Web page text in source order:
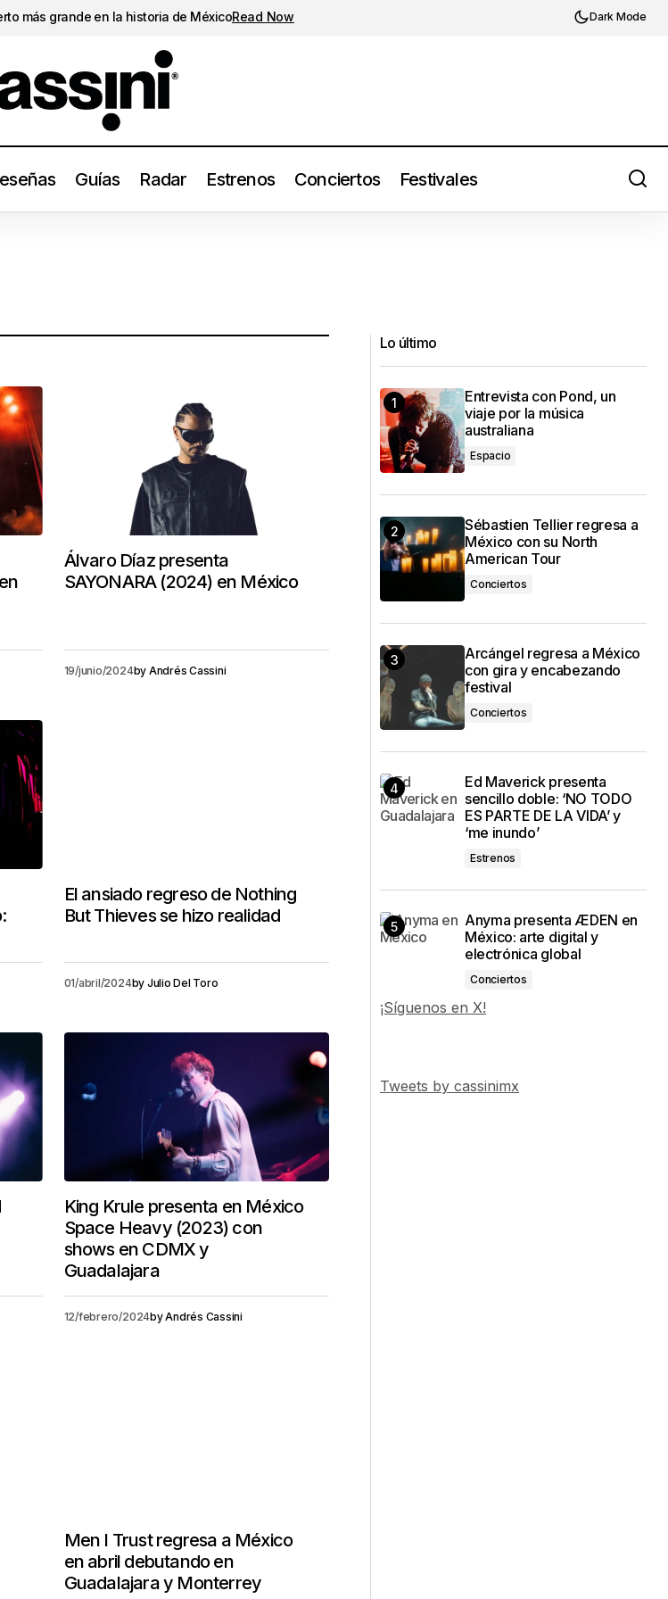
más grande en la historia de MéxicoRead Now Dark Mode
Guías Radar Estrenos Conciertos Festivales
Álvaro Díaz presenta
SAYONARA (2024) en México
19/junio/2024by Andrés Cassini
El ansiado regreso de Nothing
But Thieves se hizo realidad
01/abril/2024by Julio Del Toro
King Krule presenta en México
Space Heavy (2023) con
shows en CDMX y
Guadalajara
12/febrero/2024byAndrés Cassini
Men I Trust regresa a México
en abril debutando en
Guadalajara y Monterrey
Lo último
Entrevista con Pond, un
viaje por la música
australiana
Espacio
Sébastien Tellier regresa a
México con su North
American Tour
Conciertos
Arcángel regresa a México
con gira y encabezando
festival
Conciertos
Ed Maverick presenta
sencillo doble: ‘NO TODO
ES PARTE DE LA VIDA’ y
‘me inundo’
Estrenos
Anyma presenta ÆDEN en
México: arte digital y
electrónica global
Conciertos
¡Síguenos en X!
Tweets by cassinimx